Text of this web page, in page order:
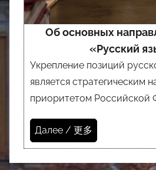
Об основных
«Русский
Укрепление позиций
является стратегическим
приоритетом Российской
Далее / 更多